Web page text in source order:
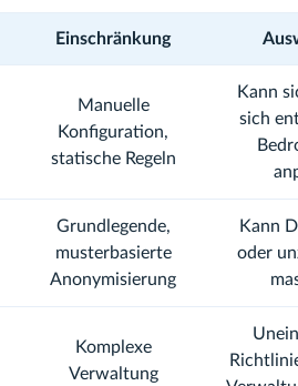
Einschränkung
Manuelle
Konfiguration,
statische Regeln
Kann
sich
Grundlegende,
musterbasierte
Anonymisierung
Kann
oder
Komplexe
Verwaltung